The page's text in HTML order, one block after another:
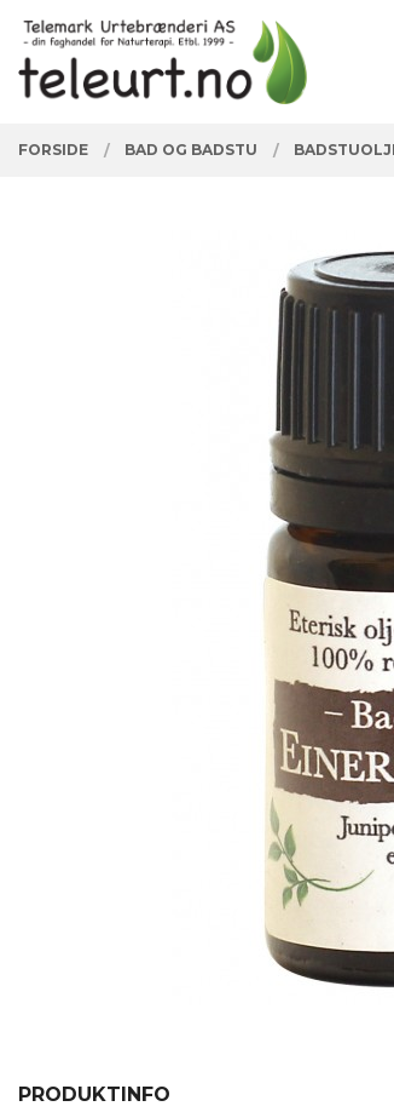
innholdet
PRODUKTER
Lukk
FORSIDE BAD OG BADSTU
PRODUKTINFO